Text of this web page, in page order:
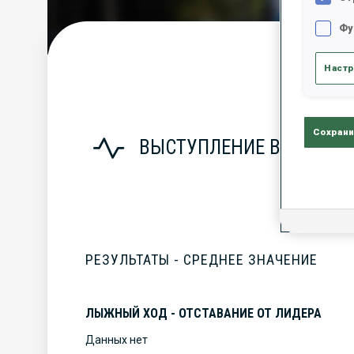
ВЫСТУПЛЕНИЕ В СЕЗОНЕ
РЕЗУЛЬТАТЫ - СРЕДНЕЕ ЗНАЧЕНИЕ
ЛЫЖНЫЙ ХОД - ОТСТАВАНИЕ ОТ ЛИДЕРА
Данных нет